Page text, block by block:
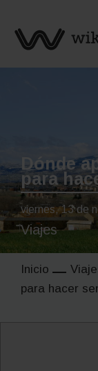
Dónde
para
viernes, 13 de
Viajes
Inicio
para hacer